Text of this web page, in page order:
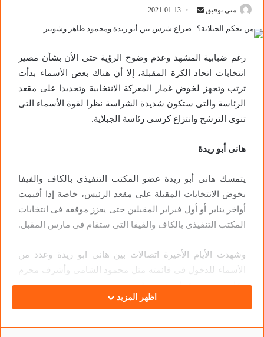
منى توفيق 2021-01-13
رغم ضبابية المشهد وعدم وضوح الرؤية حتى الأن بشأن مصير
انتخابات اتحاد الكرة المقبلة، إلا أن هناك بعض الأسماء بدأت
ترتب وتجهز لخوض غمار المعركة الانتخابية وتحديدا على مقعد
الرئاسة والتى ستكون شديدة الشراسة نظرا لقوة الأسماء التى
تنوى الترشح وانتزاع كرسى رئاسة الجبلاية.
هانى أبو ريدة
يتمسك هانى أبو ريدة عضو المكتب التنفيذى بالكاف والفيفا
بخوض الانتخابات المقبلة على مقعد الرئيس، خاصة إذا أقيمت
أواخر يناير أو أول فبراير المقبلين حتى يعزز موقفه فى انتخابات
المكتب التنفيذى بالكاف والفيفا التى ستقام فى مارس المقبل.
وشهدت الأيام الأخيرة اتصالات بين هانى ابو ريدة وعدد من
الأسماء للدخول فى قائمته مثل محمود الشامى وأشرف محرم
وعامر حسين وعماد متعب وغيرهم.
اظهر المزيد